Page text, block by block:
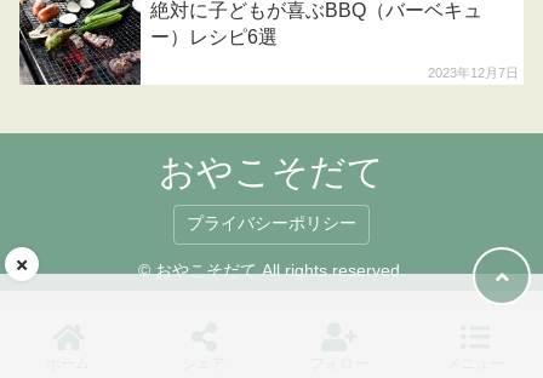
2023年12月7日
絶対に子どもが喜ぶBBQ（バーベキュ
ー）レシピ6選
おやこそだて
プライバシーポリシー
© おやこそだて All rights reserved.